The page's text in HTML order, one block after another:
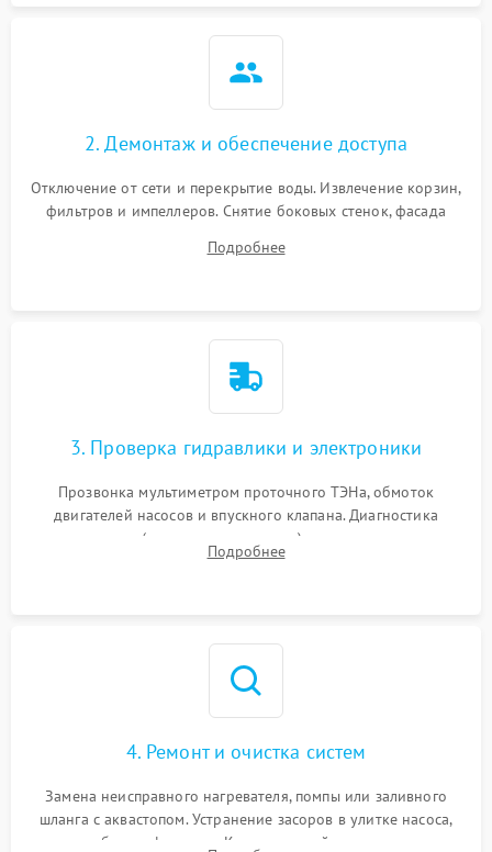
2. Демонтаж и обеспечение доступа
Отключение от сети и перекрытие воды. Извлечение корзин,
фильтров и импеллеров. Снятие боковых стенок, фасада
циркуляционному насосу, ТЭНу и сливной помпе.
Подробнее
3. Проверка гидравлики и электроники
Прозвонка мультиметром проточного ТЭНа, обмоток
двигателей насосов и впускного клапана. Диагностика
прессостата (датчика уровня воды), датчика мутности,
концевика дверцы и электронного модуля управления.
Подробнее
4. Ремонт и очистка систем
Замена неисправного нагревателя, помпы или заливного
шланга с аквастопом. Устранение засоров в улитке насоса,
патрубках и фильтрах. Компонентный ремонт платы